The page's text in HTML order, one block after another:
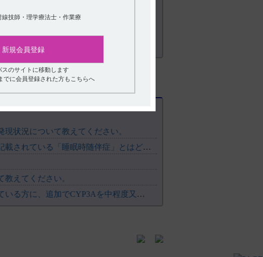
技師・理学療法士・作業療
新規会員登録
のサイトに移動します
に会員登録された方もこちらへ
例）、疲労3.2%（14/437例）であった。
（高度の注意力障害）であった。試験期間中、死
41例に認められ、主な有害事象は、デエビゴ5mg
眠16例、悪夢4例、動悸、転倒、浮動性めまいが
直前に経口投与する。なお、症状により適宜増減
年12月改訂（第10版）VIII．安全性（使用上の注
4. 国際共同第III相プラセボ対照比較試験［国際共
員である。著者にエーザイ（株）より資金提供を
状況について教えてください。
【デエビゴ】 電子添文のその他の副作用に記載されている「睡眠時随伴症」とはどのような症状ですか？
えてください。
【デエビゴ】 デエビゴ5mg・10mgを服用している方に、追加でCYP3Aを中程度又は強力に阻害する薬剤を併用する...